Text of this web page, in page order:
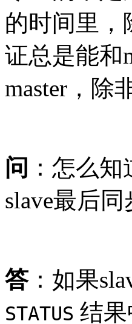
的时间里，
证总是能和
master，除
问 ：怎么
slave最后同
答：如果
STATUS 结